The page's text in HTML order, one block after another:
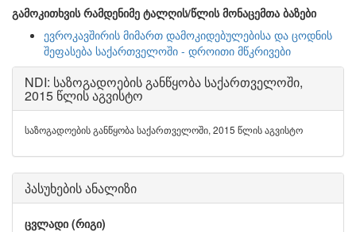
გამოკითხვის რამდენიმე ტალღის/წლის მონაცემთა ბაზები
ევროკავშირის მიმართ დამოკიდებულებისა და ცოდნის
შეფასება საქართველოში - დროითი მწკრივები
NDI: საზოგადოების განწყობა საქართველოში,
2015 წლის აგვისტო
საზოგადოების განწყობა საქართველოში, 2015 წლის აგვისტო
პასუხების ანალიზი
ცვლადი (რიგი)